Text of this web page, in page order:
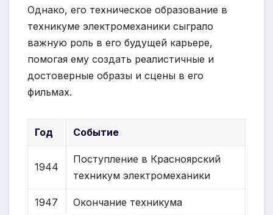
Однако, его техническое образование в
техникуме электромеханики сыграло
важную роль в его будущей карьере,
помогая ему создать реалистичные и
достоверные образы и сцены в его
фильмах.
Год Событие
1944
Поступление в Красноярский
техникум электромеханики
1947 Окончание техникума